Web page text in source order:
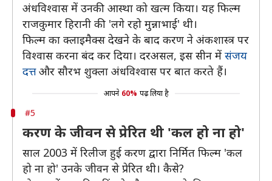
अंधविश्वास में उनकी आस्था को खत्म किया। यह फिल्म
राजकुमार हिरानी की 'लगे रहो मुन्नाभाई' थी।
फिल्म का क्लाइमैक्स देखने के बाद करण ने अंकशास्त्र पर
विश्वास करना बंद कर दिया। दरअसल, इस सीन में संजय
दत्तऔर सौरभ शुक्ला अंधविश्वास पर बात करते हैं।
आपने 60% पढ़ लिया है
#5
करण के जीवन से प्रेरित थी 'कल हो ना हो'
साल 2003 में रिलीज हुई करण द्वारा निर्मित फिल्म 'कल
हो ना हो' उनके जीवन से प्रेरित थी। कैसे?